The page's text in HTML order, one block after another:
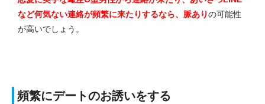
など何気ない連絡が頻繁に来たりするなら、脈ありの可能性
が高いでしょう。
頻繁にデートのお誘いをする